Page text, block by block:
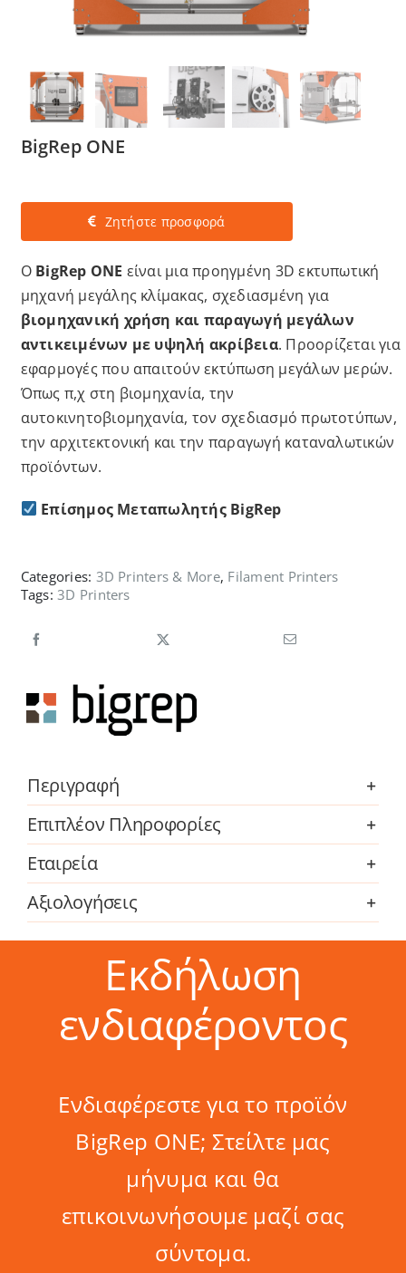
Services
Academy
Επικοινωνία
BigRep ONE
Ζητήστε προσφορά
Ο BigRep ONE είναι μια προηγμένη 3D εκτυπωτική
μηχανή μεγάλης κλίμακας, σχεδιασμένη για
βιομηχανική χρήση και παραγωγή μεγάλων
αντικειμένων με υψηλή ακρίβεια. Προορίζεται για
εφαρμογές που απαιτούν εκτύπωση μεγάλων μερών.
Όπως π,χ στη βιομηχανία, την
αυτοκινητοβιομηχανία, τον σχεδιασμό πρωτοτύπων,
την αρχιτεκτονική και την παραγωγή καταναλωτικών
προϊόντων.
Επίσημος Μεταπωλητής BigRep
Categories: 3D Printers & More, Filament Printers
Tags:3D Printers
Περιγραφή
Επιπλέον Πληροφορίες
Εταιρεία
Αξιολογήσεις
Εκδήλωση
ενδιαφέροντος
Ενδιαφέρεστε για το προϊόν
BigRep ONE; Στείλτε μας
μήνυμα και θα
επικοινωνήσουμε μαζί σας
σύντομα.